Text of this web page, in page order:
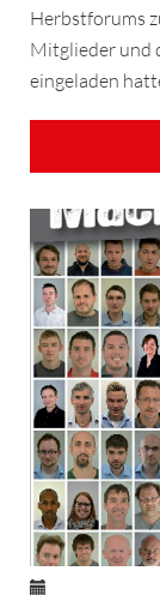
Herbstforums
Mitglieder und
eingeladen